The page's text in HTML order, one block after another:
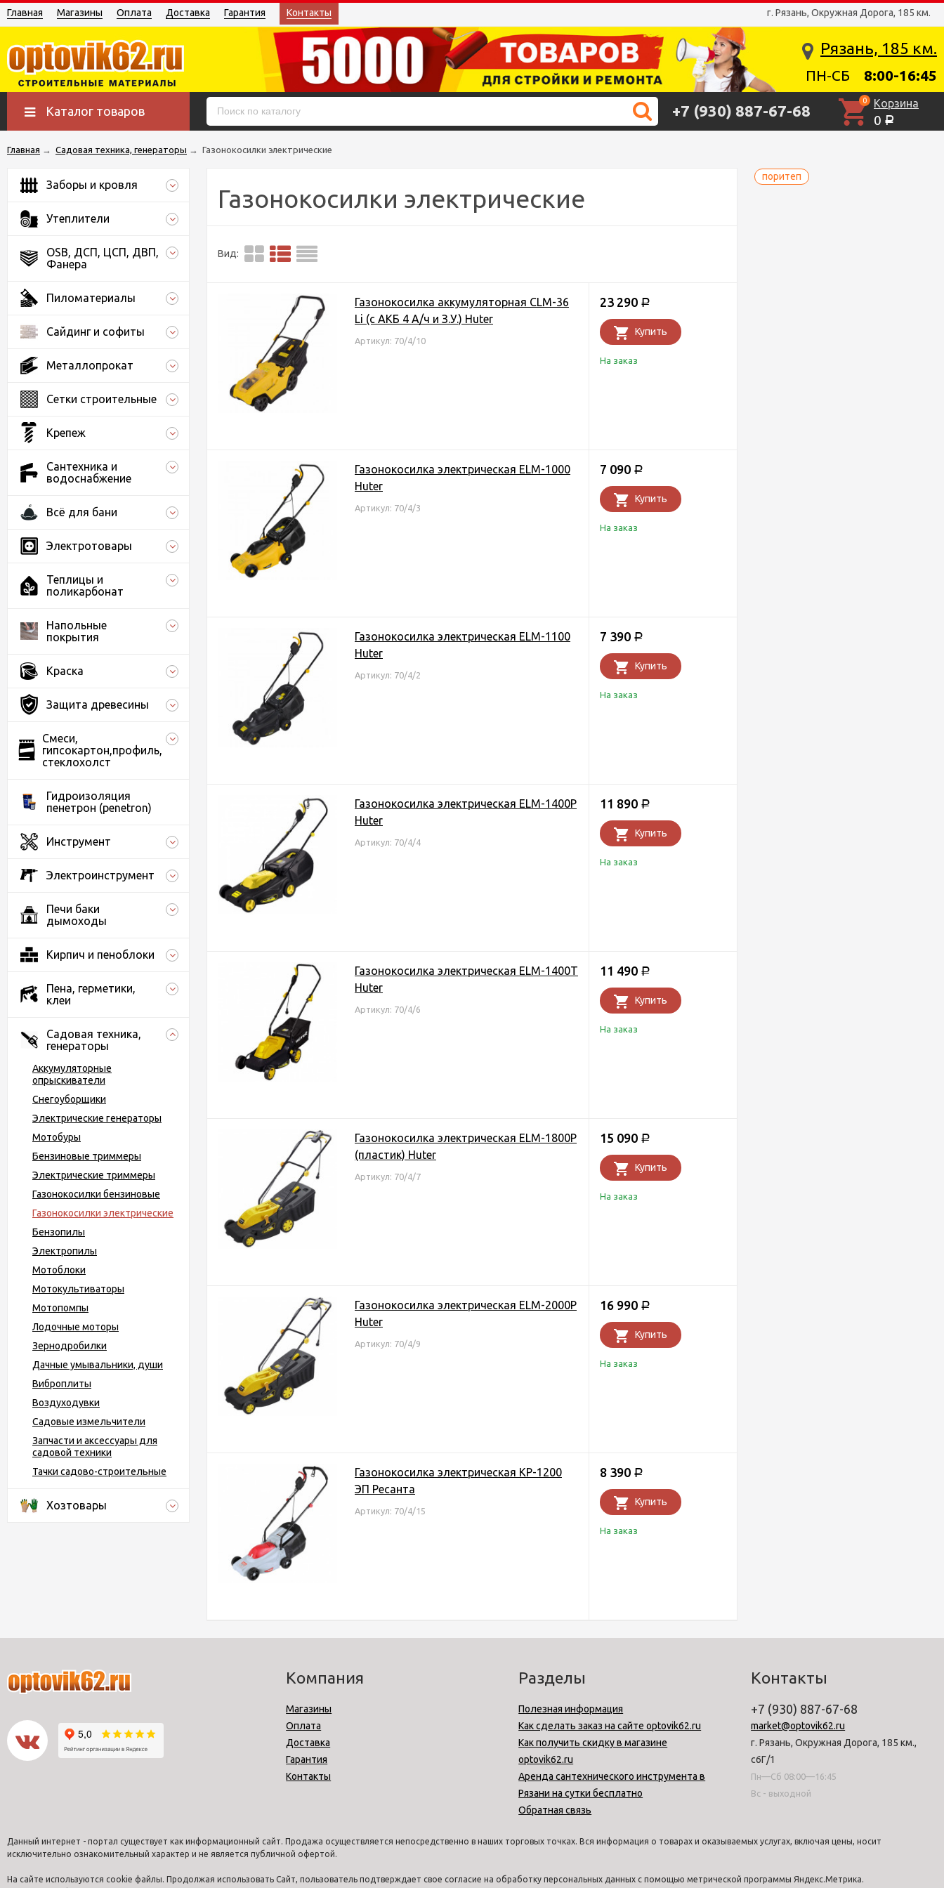
г. Рязань, Окружная Дорога, 185 км.
Главная Магазины Оплата Доставка Гарантия Контакты
Рязань, 185 км.
ПН-СБ 8:00-16:45
Каталог товаров +7 (930) 887-67-68
0 Корзина
0 Р
Главная → Садовая техника, генераторы → Газонокосилки электрические
поритеп
Заборы и кровля
Утеплители
OSB, ДСП, ЦСП, ДВП,
Фанера
Пиломатериалы
Сайдинг и софиты
Металлопрокат
Сетки строительные
Крепеж
Сантехника и
водоснабжение
Всё для бани
Электротовары
Теплицы и
поликарбонат
Напольные
покрытия
Краска
Защита древесины
Смеси,
гипсокартон,профиль,
стеклохолст
Гидроизоляция
пенетрон (penetron)
Инструмент
Электроинструмент
Печи баки
дымоходы
Кирпич и пеноблоки
Пена, герметики,
клеи
Садовая техника,
генераторы
Аккумуляторные
опрыскиватели
Снегоуборщики
Электрические генераторы
Мотобуры
Бензиновые триммеры
Электрические триммеры
Газонокосилки бензиновые
Газонокосилки электрические
Бензопилы
Электропилы
Мотоблоки
Мотокультиваторы
Мотопомпы
Лодочные моторы
Зернодробилки
Дачные умывальники, души
Виброплиты
Воздуходувки
Садовые измельчители
Запчасти и аксессуары для
садовой техники
Тачки садово-строительные
Хозтовары
Газонокосилки электрические
Вид:
Газонокосилка аккумуляторная CLM-36
Li (с АКБ 4 А/ч и З.У.) Huter
Артикул: 70/4/10
23 290 Р
Купить
На заказ
Газонокосилка электрическая ELM-1000
Huter
Артикул: 70/4/3
7 090 Р
Купить
На заказ
Газонокосилка электрическая ELM-1100
Huter
Артикул: 70/4/2
7 390 Р
Купить
На заказ
Газонокосилка электрическая ELM-1400P
Huter
Артикул: 70/4/4
11 890 Р
Купить
На заказ
Газонокосилка электрическая ELM-1400Т
Huter
Артикул: 70/4/6
11 490 Р
Купить
На заказ
Газонокосилка электрическая ELM-1800P
(пластик) Huter
Артикул: 70/4/7
15 090 Р
Купить
На заказ
Газонокосилка электрическая ELM-2000P
Huter
Артикул: 70/4/9
16 990 Р
Купить
На заказ
Газонокосилка электрическая КР-1200
ЭП Ресанта
Артикул: 70/4/15
8 390 Р
Купить
На заказ
Компания
Магазины
Оплата
Доставка
Гарантия
Контакты
Разделы
Полезная информация
Как сделать заказ на сайте optovik62.ru
Как получить скидку в магазине
optovik62.ru
Аренда сантехнического инструмента в
Рязани на сутки бесплатно
Обратная связь
Контакты
+7 (930) 887-67-68
market@optovik62.ru
г. Рязань, Окружная Дорога, 185 км.,
с6Г/1
Пн—Сб 08:00—16:45
Вс - выходной
Данный интернет - портал существует как информационный сайт. Продажа осуществляется непосредственно в наших торговых точках. Вся информация о товарах и оказываемых услугах, включая цены, носит
исключительно ознакомительный характер и не является публичной офертой.
На сайте используются cookie файлы. Продолжая использовать Сайт, пользователь подтверждает свое согласие на обработку персональных данных с помощью метрической программы Яндекс.Метрика.